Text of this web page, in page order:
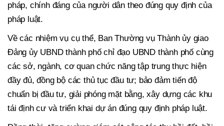
pháp, chính đáng của người dân theo đúng quy định của
pháp luật.
Về các nhiệm vụ cụ thể, Ban Thường vụ Thành ủy giao
Đảng ủy UBND thành phố chỉ đạo UBND thành phố cùng
các sở, ngành, cơ quan chức năng tập trung thực hiện
đầy đủ, đồng bộ các thủ tục đầu tư; bảo đảm tiến độ
chuẩn bị đầu tư, giải phóng mặt bằng, xây dựng các khu
tái định cư và triển khai dự án đúng quy định pháp luật.